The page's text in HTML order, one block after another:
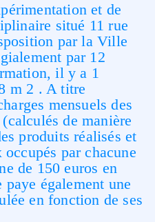
et de
situé 11 rue
par la Ville
par 12
il y a 1
m 2 . A titre
mensuels des
de manière
produits réalisés et
par chacune
de 150 euros en
également une
en fonction de ses